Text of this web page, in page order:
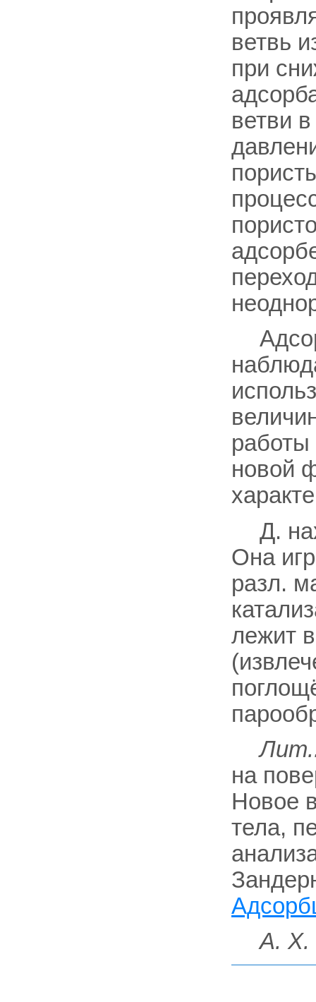
ветвь
при
ветви
работы
новой
Д.
Она
разл.
лежит
на
Новое
тела,
A.